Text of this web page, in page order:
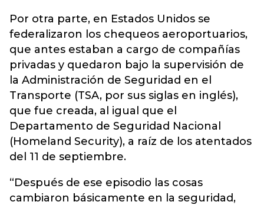
Por otra parte, en Estados Unidos se
federalizaron los chequeos aeroportuarios,
que antes estaban a cargo de compañías
privadas y quedaron bajo la supervisión de
la Administración de Seguridad en el
Transporte (TSA, por sus siglas en inglés),
que fue creada, al igual que el
Departamento de Seguridad Nacional
(Homeland Security), a raíz de los atentados
del 11 de septiembre.
“Después de ese episodio las cosas
cambiaron básicamente en la seguridad,